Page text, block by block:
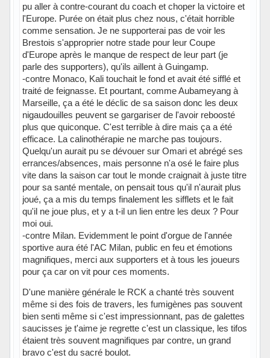
pu aller à contre-courant du coach et choper la victoire et
l'Europe. Purée on était plus chez nous, c'était horrible
comme sensation. Je ne supporterai pas de voir les
Brestois s'approprier notre stade pour leur Coupe
d'Europe après le manque de respect de leur part (je
parle des supporters), qu'ils aillent à Guingamp.
-contre Monaco, Kali touchait le fond et avait été sifflé et
traité de feignasse. Et pourtant, comme Aubameyang à
Marseille, ça a été le déclic de sa saison donc les deux
nigaudouilles peuvent se gargariser de l'avoir reboosté
plus que quiconque. C'est terrible à dire mais ça a été
efficace. La calinothérapie ne marche pas toujours.
Quelqu'un aurait pu se dévouer sur Omari et abrégé ses
errances/absences, mais personne n'a osé le faire plus
vite dans la saison car tout le monde craignait à juste titre
pour sa santé mentale, on pensait tous qu'il n'aurait plus
joué, ça a mis du temps finalement les sifflets et le fait
qu'il ne joue plus, et y a t-il un lien entre les deux ? Pour
moi oui.
-contre Milan. Evidemment le point d'orgue de l'année
sportive aura été l'AC Milan, public en feu et émotions
magnifiques, merci aux supporters et à tous les joueurs
pour ça car on vit pour ces moments.
D'une manière générale le RCK a chanté très souvent
même si des fois de travers, les fumigènes pas souvent
bien senti même si c'est impressionnant, pas de galettes
saucisses je t'aime je regrette c'est un classique, les tifos
étaient très souvent magnifiques par contre, un grand
bravo c'est du sacré boulot.